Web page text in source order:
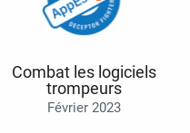
Combat les logiciels
trompeurs
Février 2023